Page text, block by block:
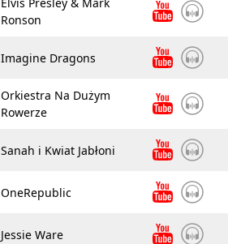
Ronson
Imagine Dragons
Orkiestra Na Dużym
Rowerze
Sanah i Kwiat Jabłoni
OneRepublic
Jessie Ware